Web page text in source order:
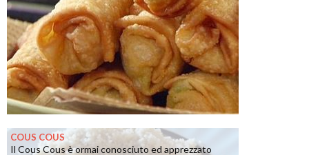
COUS COUS
Il Cous Cous è ormai conosciuto ed apprezzato